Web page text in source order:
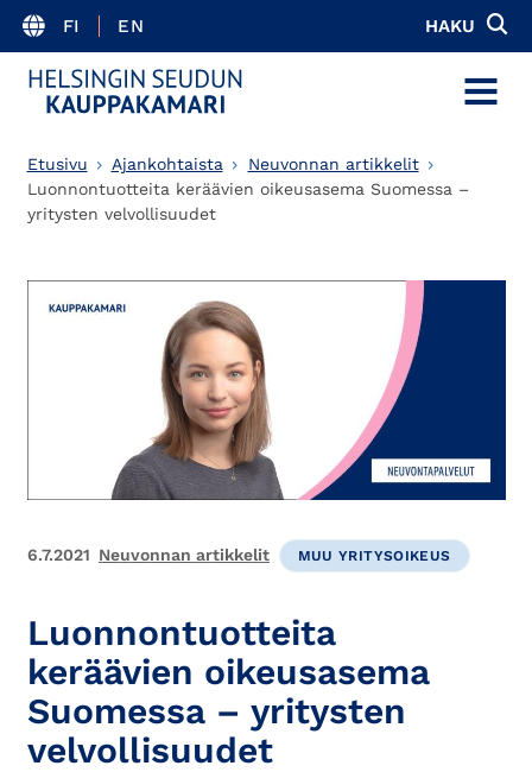
FI EN HAKU
MENU
Etusivu Ajankohtaista
Neuvonnan artikkelit
Luonnontuotteita keräävien oikeusasema Suomessa –
yritysten velvollisuudet
6.7.2021 Neuvonnan artikkelit MUU YRITYSOIKEUS
Luonnontuotteita
keräävien oikeusasema
Suomessa – yritysten
velvollisuudet